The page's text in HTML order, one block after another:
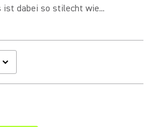
dabei so stilecht wie...